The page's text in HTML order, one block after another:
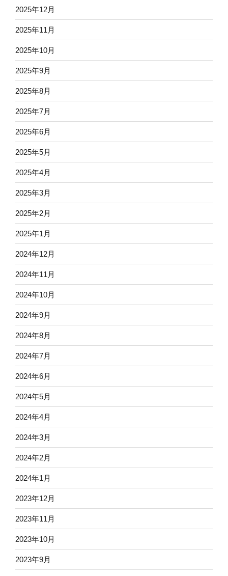
2025年12月
2025年11月
2025年10月
2025年9月
2025年8月
2025年7月
2025年6月
2025年5月
2025年4月
2025年3月
2025年2月
2025年1月
2024年12月
2024年11月
2024年10月
2024年9月
2024年8月
2024年7月
2024年6月
2024年5月
2024年4月
2024年3月
2024年2月
2024年1月
2023年12月
2023年11月
2023年10月
2023年9月